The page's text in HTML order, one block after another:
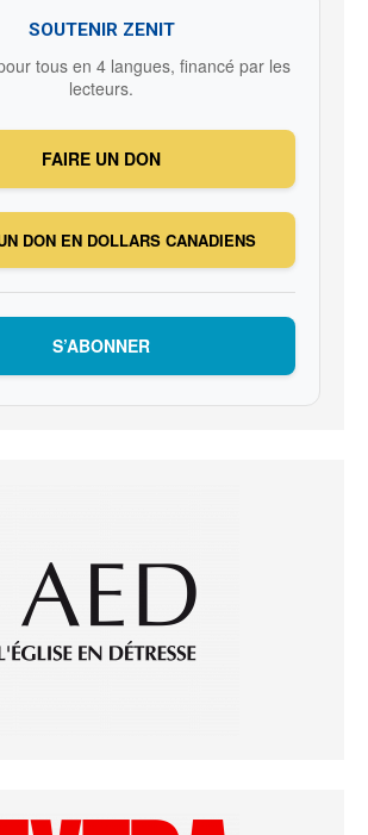
SOUTENIR ZENIT
tous en 4 langues, financé par les
lecteurs.
FAIRE UN DON
DON EN DOLLARS CANADIENS
S’ABONNER